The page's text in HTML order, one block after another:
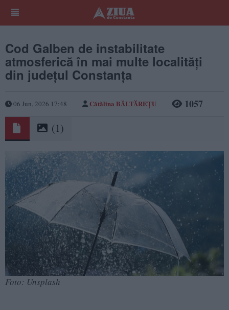
Cod Galben de instabilitate
atmosferică în mai multe localități
din județul Constanța
06 Jun, 2026 17:48 Cătălina BĂLTĂREȚU 1057
(1)
Foto: Unsplash